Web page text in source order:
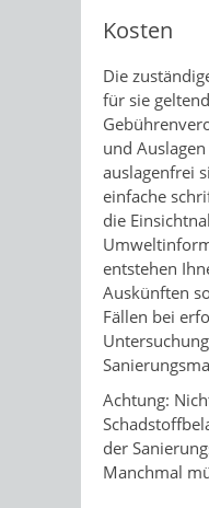
Kosten
Die
für sie
und
auslagenfrei
einfache
die
entstehen
Auskünften
Fällen bei
Achtung:
der
Manchmal